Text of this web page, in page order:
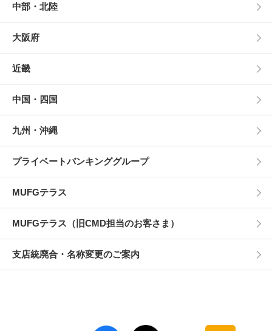
中部・北陸
大阪府
近畿
中国・四国
九州・沖縄
プライベートバンキンググループ
MUFGテラス
MUFGテラス（旧CMD担当のお客さま）
支店統廃合・名称変更のご案内